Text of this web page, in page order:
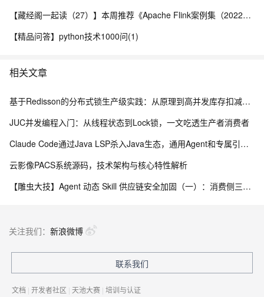
【藏经阁一起读（27）】本周推荐《Apache Flink案例集（2022版）》，你有哪些心得？
【精品问答】python技术1000问(1)
相关文章
基于Redisson的分布式锁生产级实践：从原理到高并发库存扣减实战
JUC并发编程入门：从线程状态到Lock锁，一文吃透生产者消费者
Claude Code通过Java LSP杀入Java生态，通用Agent和专属引擎差在哪
云影像PACS系统源码，技术架构与核心特性解析
【雕虫大技】Agent 动态 Skill 供应链安全加固（一）：消费侧三层防线实战
关注我们： 新浪微博
联系我们
文档 | 开发者社区 | 天池大赛 | 培训与认证